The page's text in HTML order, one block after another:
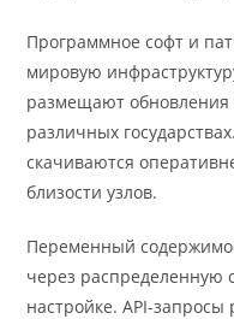
Программное софт и
мировую
размещают
различных
скачиваются
близости узлов.
Переменный
через распределенную
настройке. API-запросы